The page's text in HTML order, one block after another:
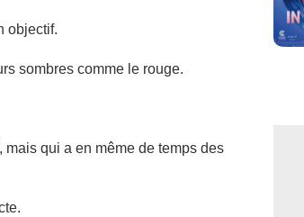
objectif.
sombres comme le rouge.
qui a en même de temps des